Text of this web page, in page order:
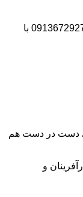
آدرس شرکت:استان تهران- شهر پیشوا- روبروی درب دانشگاه آزاد واحد ورامین – پیشوا – خیابان سروستان- انتهای کوچه سروستان نهم – پلاک 44- طریقه برقراری تماس با شماره تلفن 09136729270 با
دست در دست هم
و